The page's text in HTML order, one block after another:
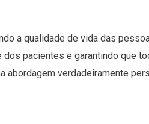
a qualidade de vida das
pacientes e garantindo que
verdadeiramente